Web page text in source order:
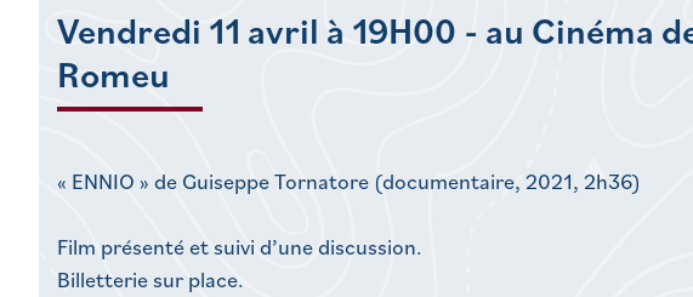
Vendredi 11 avril à 19H00 - au Cinéma
Romeu
« ENNIO » de Guiseppe Tornatore (documentaire, 2021, 2h36)
Film présenté et suivi d’une discussion.
Billetterie sur place.